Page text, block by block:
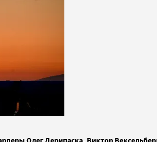
Олег Дерипаска, Виктор